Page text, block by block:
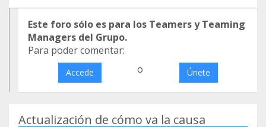
Este foro sólo es para los Teamers y Teaming
Managers del Grupo.
Para poder comentar:
Accede o Únete
Actualización de cómo va la causa